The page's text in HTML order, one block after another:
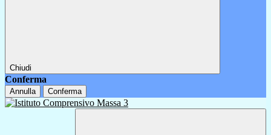
Chiudi
Conferma
Annulla Conferma